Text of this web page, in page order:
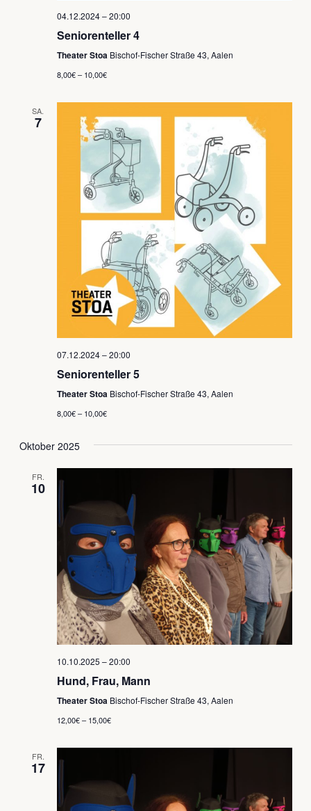
04.12.2024 – 20:00
Seniorenteller 4
Theater Stoa Bischof-Fischer Straße 43, Aalen
8,00€ – 10,00€
SA.
7
07.12.2024 – 20:00
Seniorenteller 5
Theater Stoa Bischof-Fischer Straße 43, Aalen
8,00€ – 10,00€
Oktober 2025
FR.
10
10.10.2025 – 20:00
Hund, Frau, Mann
Theater Stoa Bischof-Fischer Straße 43, Aalen
12,00€ – 15,00€
FR.
17